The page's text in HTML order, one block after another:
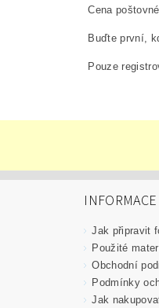
Cena
Buďte první,
Pouze
Jak připravit
Použité
Obchodní
Podmínky
Jak